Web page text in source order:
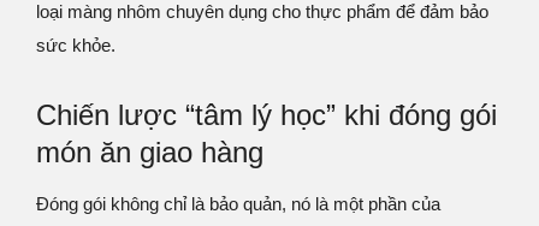
loại màng nhôm chuyên dụng cho thực phẩm để đảm bảo
sức khỏe.
Chiến lược “tâm lý học” khi đóng gói
món ăn giao hàng
Đóng gói không chỉ là bảo quản, nó là một phần của